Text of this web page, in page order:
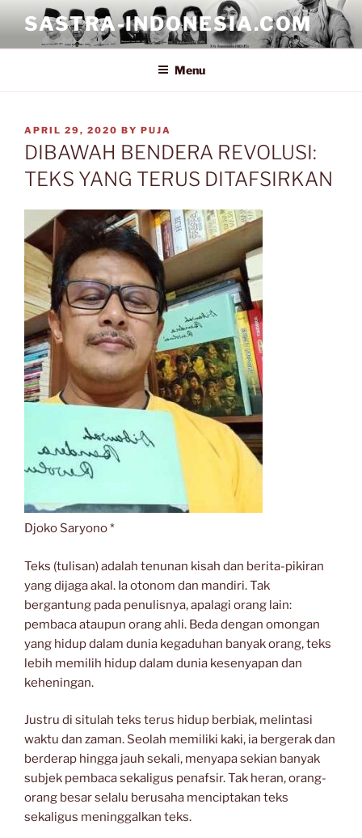
content
SASTRA-INDONESIA.COM
Menu
POSTED
ON
APRIL 29, 2020 BY PUJA
DIBAWAH BENDERA REVOLUSI:
TEKS YANG TERUS DITAFSIRKAN
Djoko Saryono *
Teks (tulisan) adalah tenunan kisah dan berita-pikiran
yang dijaga akal. Ia otonom dan mandiri. Tak
bergantung pada penulisnya, apalagi orang lain:
pembaca ataupun orang ahli. Beda dengan omongan
yang hidup dalam dunia kegaduhan banyak orang, teks
lebih memilih hidup dalam dunia kesenyapan dan
keheningan.
Justru di situlah teks terus hidup berbiak, melintasi
waktu dan zaman. Seolah memiliki kaki, ia bergerak dan
berderap hingga jauh sekali, menyapa sekian banyak
subjek pembaca sekaligus penafsir. Tak heran, orang-
orang besar selalu berusaha menciptakan teks
sekaligus meninggalkan teks.